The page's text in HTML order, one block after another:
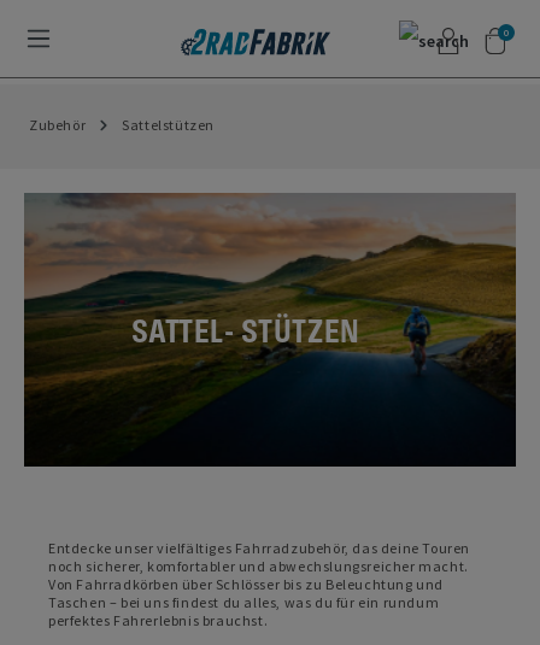
0
Zubehör Sattelstützen
SATTEL-STÜTZEN
Entdecke unser vielfältiges Fahrradzubehör, das deine Touren
noch sicherer, komfortabler und abwechslungsreicher macht.
Von Fahrradkörben über Schlösser bis zu Beleuchtung und
Taschen – bei uns findest du alles, was du für ein rundum
perfektes Fahrerlebnis brauchst.